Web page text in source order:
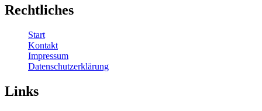
Rechtliches
Start
Kontakt
Impressum
Datenschutzerklärung
Links